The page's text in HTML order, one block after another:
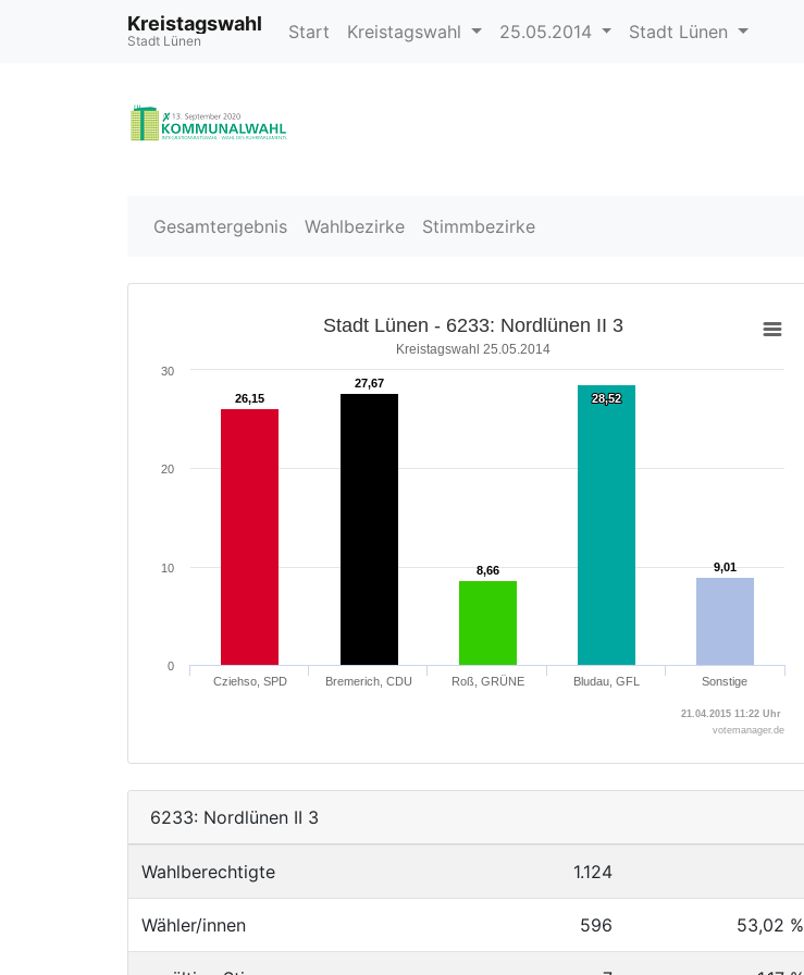
Kreistagswahl
Stadt Lünen Start Kreistagswahl 25.05.2014 Stadt Lünen
Gesamtergebnis Wahlbezirke Stimmbezirke
Stadt Lünen - 6233: Nordlünen II 3
Kreistagswahl 25.05.2014
26,15
26,15
27,67
27,67
8,66
8,66
28,52
28,52
9,01
9,01
Cziehso, SPD Bremerich, CDU Roß, GRÜNE Bludau, GFL Sonstige
0
10
20
30
21.04.2015 11:22 Uhr
votemanager.de
6233: Nordlünen II 3
Wahlberechtigte 1.124
Wähler/innen 596 53,02 %